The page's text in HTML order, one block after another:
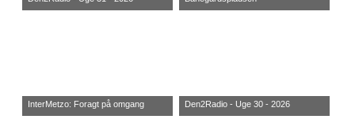
InterMetzo: Foragt på omgang Den2Radio - Uge 30 - 2026